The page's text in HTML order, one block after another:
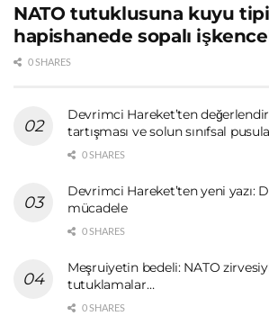
NATO tutuklusuna kuyu tipi
hapishanede sopalı
0 SHARES
Devrimci Hareket’ten
tartışması ve solun sınıfsal
0 SHARES
Devrimci Hareket’ten yeni yazı:
mücadele
0 SHARES
Meşruiyetin bedeli: NATO
tutuklamalar…
0 SHARES